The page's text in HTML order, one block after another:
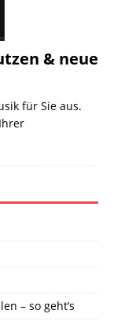
& neue
für Sie aus.
– so geht’s